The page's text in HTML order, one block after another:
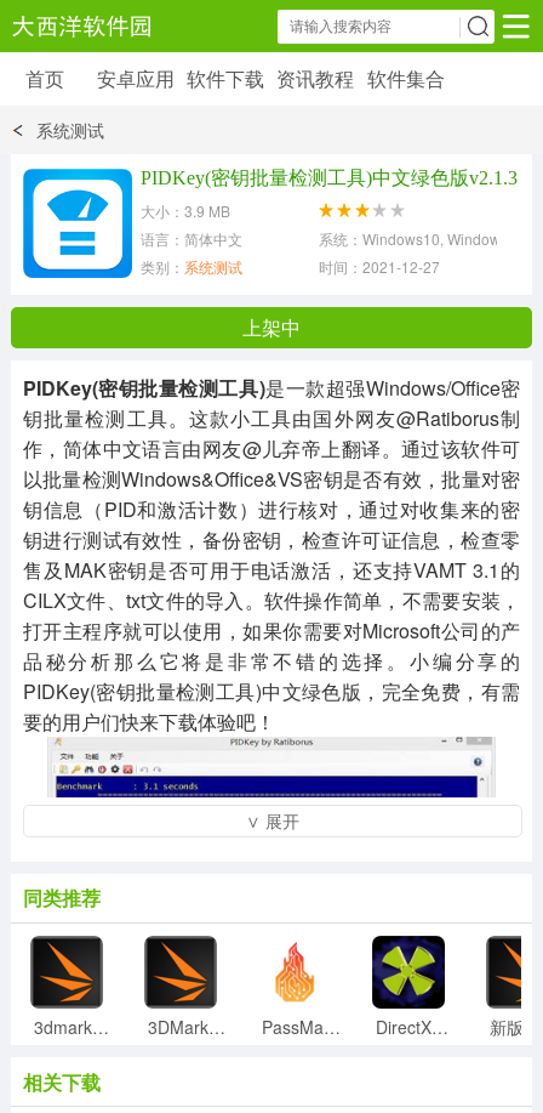
安卓应用 软件下载 资讯教程
6179 款应用
39 款应用
首页 安卓应用 软件下载 资讯教程 软件集合
系统测试
PIDKey(密钥批量检测工具)中文绿色版v2.1.3
大小：3.9 MB
语言：简体中文
系统：Windows10, Windows8,
类别： 系统测试 时间：2021-12-27
上架中
PIDKey(密钥批量检测工具)是一款超强Windows/Office密
钥批量检测工具。这款小工具由国外网友@Ratiborus制
作，简体中文语言由网友@儿弃帝上翻译。通过该软件可
以批量检测Windows&Office&VS密钥是否有效，批量对密
钥信息（PID和激活计数）进行核对，通过对收集来的密
钥进行测试有效性，备份密钥，检查许可证信息，检查零
售及MAK密钥是否可用于电话激活，还支持VAMT 3.1的
CILX文件、txt文件的导入。软件操作简单，不需要安装，
打开主程序就可以使用，如果你需要对Microsoft公司的产
品秘分析那么它将是非常不错的选择。小编分享的
PIDKey(密钥批量检测工具)中文绿色版，完全免费，有需
要的用户们快来下载体验吧！
软件功能
2、查看以后可以显示产品名称、Edition ID、ePID、产品
∨ 展开
同类推荐
3dmark显卡测试软件破解版 V2.25.8043 免费版 3DMark进阶版破解版 V2.25.8056 密钥激活版 PassMark BurnInTest Prov9.1.1002绿色破解版 DirectX修复工具官方正式版v4.0
相关下载